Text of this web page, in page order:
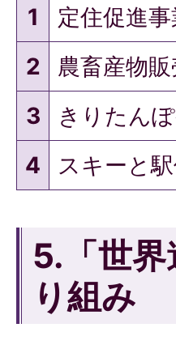
1
定住促進事
2
農畜産物
3
きりたん
4
スキーと
5.「世
り組み